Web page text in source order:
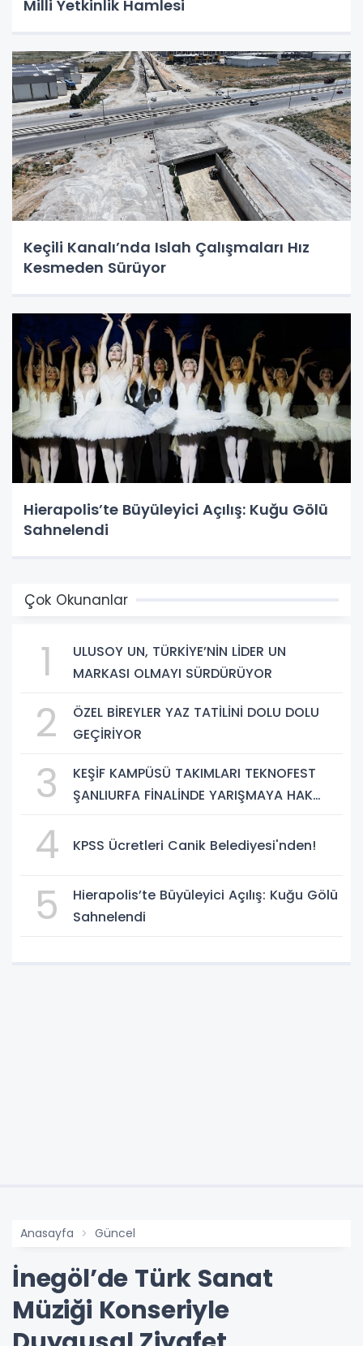
Milli Yetkinlik Hamlesi
Keçili Kanalı’nda Islah Çalışmaları Hız
Kesmeden Sürüyor
Hierapolis’te Büyüleyici Açılış: Kuğu Gölü
Sahnelendi
Çok Okunanlar
1
ULUSOY UN, TÜRKİYE’NİN LİDER UN
MARKASI OLMAYI SÜRDÜRÜYOR
2
ÖZEL BİREYLER YAZ TATİLİNİ DOLU DOLU
GEÇİRİYOR
3
KEŞİF KAMPÜSÜ TAKIMLARI TEKNOFEST
ŞANLIURFA FİNALİNDE YARIŞMAYA HAK
4 KPSS Ücretleri Canik Belediyesi'nden!
5
Hierapolis’te Büyüleyici Açılış: Kuğu Gölü
Sahnelendi
Anasayfa Güncel
İnegöl’de Türk Sanat
Müziği Konseriyle